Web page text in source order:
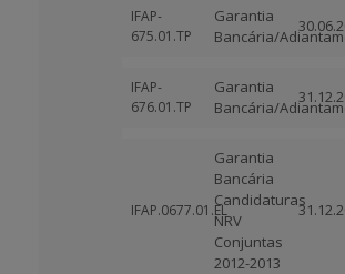
IFAP-
675.01.TP
Garantia
Bancária/
IFAP-
676.01.TP
Garantia
Bancária/
IFAP.0677.01.EL
Garantia
Bancária
Candidaturas
NRV
Conjuntas
2012-2013